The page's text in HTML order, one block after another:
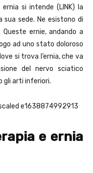
si intende (LINK) la
sede. Ne esistono di
ernie, andando a
ad uno stato doloroso
si trova l’ernia, che va
del nervo sciatico
gli arti inferiori.
e ernia